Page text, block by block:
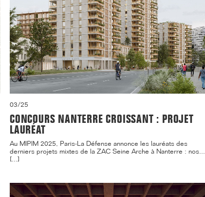
03/25
CONCOURS NANTERRE CROISSANT : PROJET
LAURÉAT
Au MIPIM 2025, Paris-La Défense annonce les lauréats des
derniers projets mixtes de la ZAC Seine Arche à Nanterre : nos...
[...]